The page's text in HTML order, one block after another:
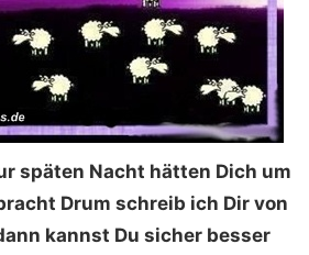
späten Nacht hätten Dich um
Drum schreib ich Dir von
kannst Du sicher besser